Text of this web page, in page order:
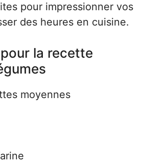
pour impressionner vos
des heures en cuisine.
la recette
moyennes